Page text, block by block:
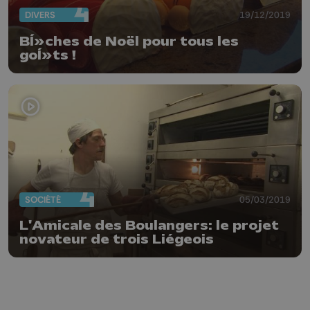
DIVERS 19/12/2019
BÍ»ches de Noël pour tous les
goÍ»ts !
SOCIÉTÉ 05/03/2019
L'Amicale des Boulangers: le projet
novateur de trois Liégeois